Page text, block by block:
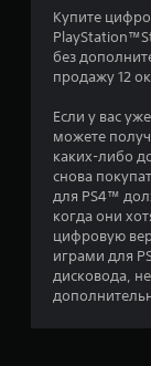
Купите
без
продажу 12
Если у вас
можете
каких-либо
снова
для PS4™
когда они
цифровую
играми для
дисковода,